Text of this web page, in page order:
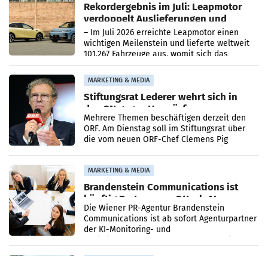
Rekordergebnis im Juli: Leapmotor
verdoppelt Auslieferungen und
überschreitet die 100.000er-Marke
– Im Juli 2026 erreichte Leapmotor einen
wichtigen Meilenstein und lieferte weltweit
101.267 Fahrzeuge aus, womit sich das
Ergebnis gegenüber Juli 2025 mehr als
verdoppelte (+102
MARKETING & MEDIA
Stiftungsrat Lederer wehrt sich in
den SN gegen Vorwürfe
Mehrere Themen beschäftigen derzeit den
ORF. Am Dienstag soll im Stiftungsrat über
die vom neuen ORF-Chef Clemens Pig
MARKETING & MEDIA
Brandenstein Communications ist
künftig Partner von OtterlyAI
Die Wiener PR-Agentur Brandenstein
Communications ist ab sofort Agenturpartner
der KI-Monitoring- und